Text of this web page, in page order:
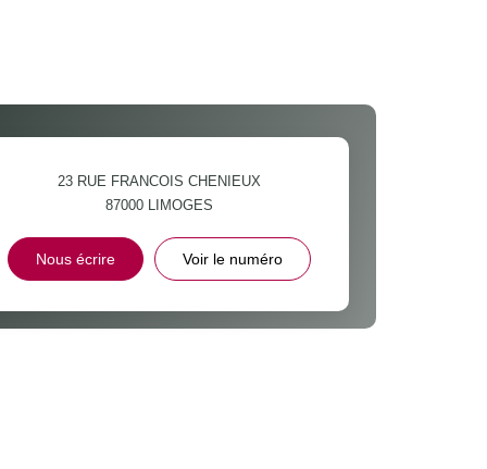
23 RUE FRANCOIS CHENIEUX
87000 LIMOGES
Nous écrire Voir le numéro